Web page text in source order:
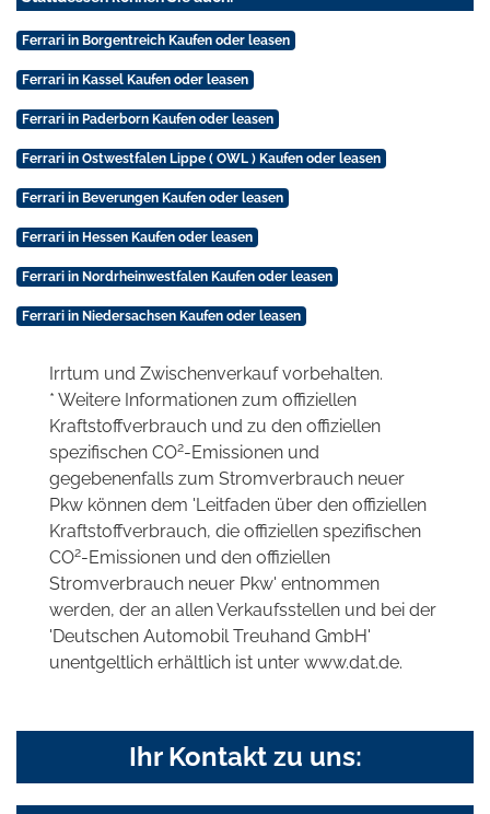
Ferrari in Borgentreich Kaufen oder leasen
Ferrari in Kassel Kaufen oder leasen
Ferrari in Paderborn Kaufen oder leasen
Ferrari in Ostwestfalen Lippe ( OWL ) Kaufen oder leasen
Ferrari in Beverungen Kaufen oder leasen
Ferrari in Hessen Kaufen oder leasen
Ferrari in Nordrheinwestfalen Kaufen oder leasen
Ferrari in Niedersachsen Kaufen oder leasen
Irrtum und Zwischenverkauf vorbehalten.
* Weitere Informationen zum offiziellen
Kraftstoffverbrauch und zu den offiziellen
spezifischen CO2-Emissionen und
gegebenenfalls zum Stromverbrauch neuer
Pkw können dem 'Leitfaden über den offiziellen
Kraftstoffverbrauch, die offiziellen spezifischen
CO2-Emissionen und den offiziellen
Stromverbrauch neuer Pkw' entnommen
werden, der an allen Verkaufsstellen und bei der
'Deutschen Automobil Treuhand GmbH'
unentgeltlich erhältlich ist unter www.dat.de.
Ihr Kontakt zu uns: